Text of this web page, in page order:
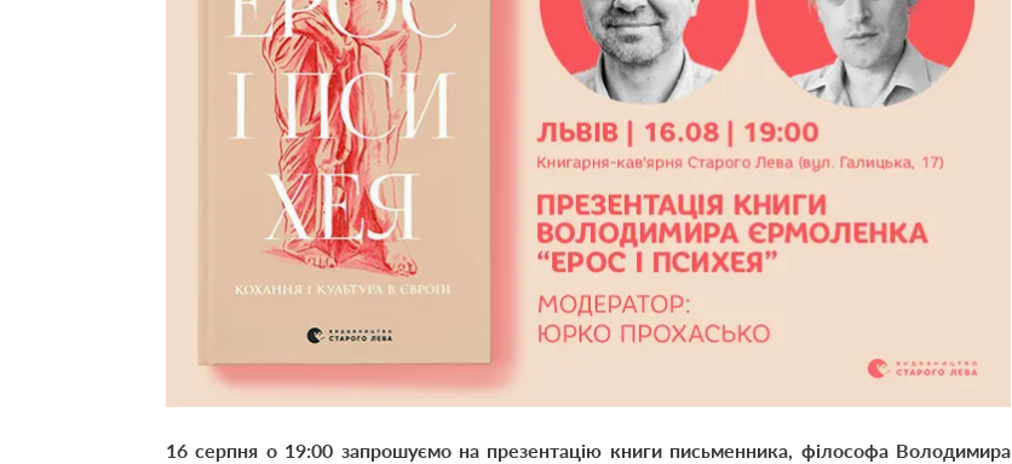
16 серпня о 19:00 запрошуємо на презентацію книги письменника, філософа Володимира